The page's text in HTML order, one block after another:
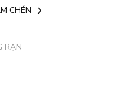
CHÉN
RẠN